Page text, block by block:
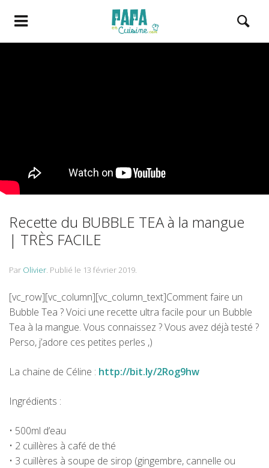
Recette du BUBBLE TEA à la mangue
| TRÈS FACILE
Par Olivier. Publié le 13 février 2019.
[vc_row][vc_column][vc_column_text]Comment faire un
Bubble Tea ? Voici une recette ultra facile pour un Bubble
Tea à la mangue. Vous connaissez ? Vous avez déjà testé ?
Perso, j’adore ces petites perles ,)
La chaine de Céline : http://bit.ly/2Rog9hw
Ingrédients :
• 500ml d’eau
• 2 cuillères à café de thé
• 3 cuillères à soupe de sirop (gingembre, cannelle ou